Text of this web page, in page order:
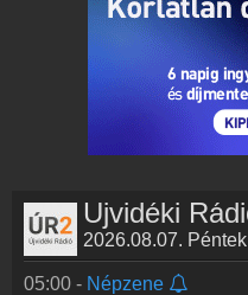
2026.08.07. Péntek
05:00 - Népzene